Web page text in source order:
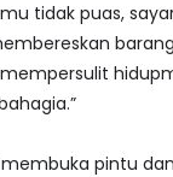
tidak puas,
membuka pintu